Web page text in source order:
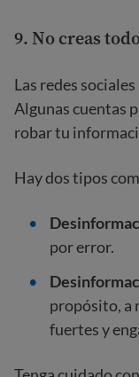
9. No creas
Las redes
Algunas cuentas
robar tu
Hay dos tipos
por error.
propósito, a
fuertes y